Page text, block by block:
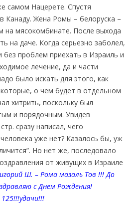
самом Нацерете. Спустя
Канаду. Жена Ромы – белоруска –
на мясокомбинате. После выхода
на даче. Когда серьезно заболел,
без проблем приехать в Израиль и
лечение, да и части
было искать для этого, как
о чем будет в отдельном
хитрить, поскольку был
и порядочным. Увидев
сразу написал, чего
уже нет? Казалось бы, уж
Но нет же, последовало
от живущих в Израиле
Ш. – Рома мазаль Тов !!! До
с Днем Рождения!